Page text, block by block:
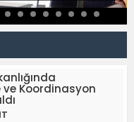
ve Koordinasyon